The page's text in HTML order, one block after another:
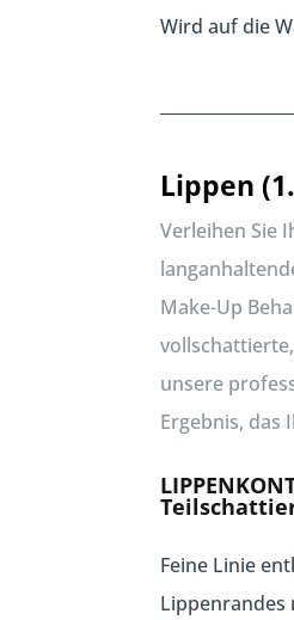
Wird auf die
Lippen
Verleihen Sie
Make-Up
unsere
Ergebnis, das
Feine Linie
Lippenrandes